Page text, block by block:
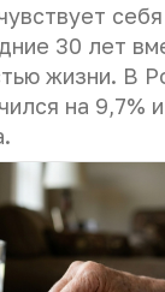
30 лет
жизни. В
на 9,7%